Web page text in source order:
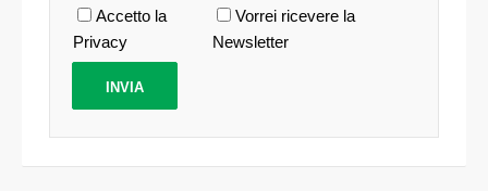
Accetto la
Privacy
Vorrei ricevere la
Newsletter